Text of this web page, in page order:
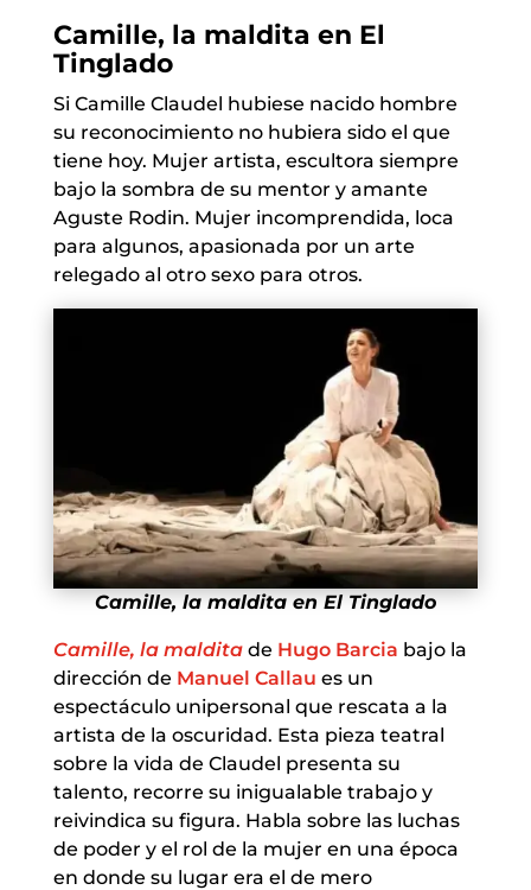
Camille, la maldita en El
Tinglado
Si Camille Claudel hubiese nacido hombre
su reconocimiento no hubiera sido el que
tiene hoy. Mujer artista, escultora siempre
bajo la sombra de su mentor y amante
Aguste Rodin. Mujer incomprendida, loca
para algunos, apasionada por un arte
relegado al otro sexo para otros.
Camille, la maldita en El Tinglado
Camille, la malditade Hugo Barcia bajo la
dirección de Manuel Callau es un
espectáculo unipersonal que rescata a la
artista de la oscuridad. Esta pieza teatral
sobre la vida de Claudel presenta su
talento, recorre su inigualable trabajo y
reivindica su figura. Habla sobre las luchas
de poder y el rol de la mujer en una época
en donde su lugar era el de mero